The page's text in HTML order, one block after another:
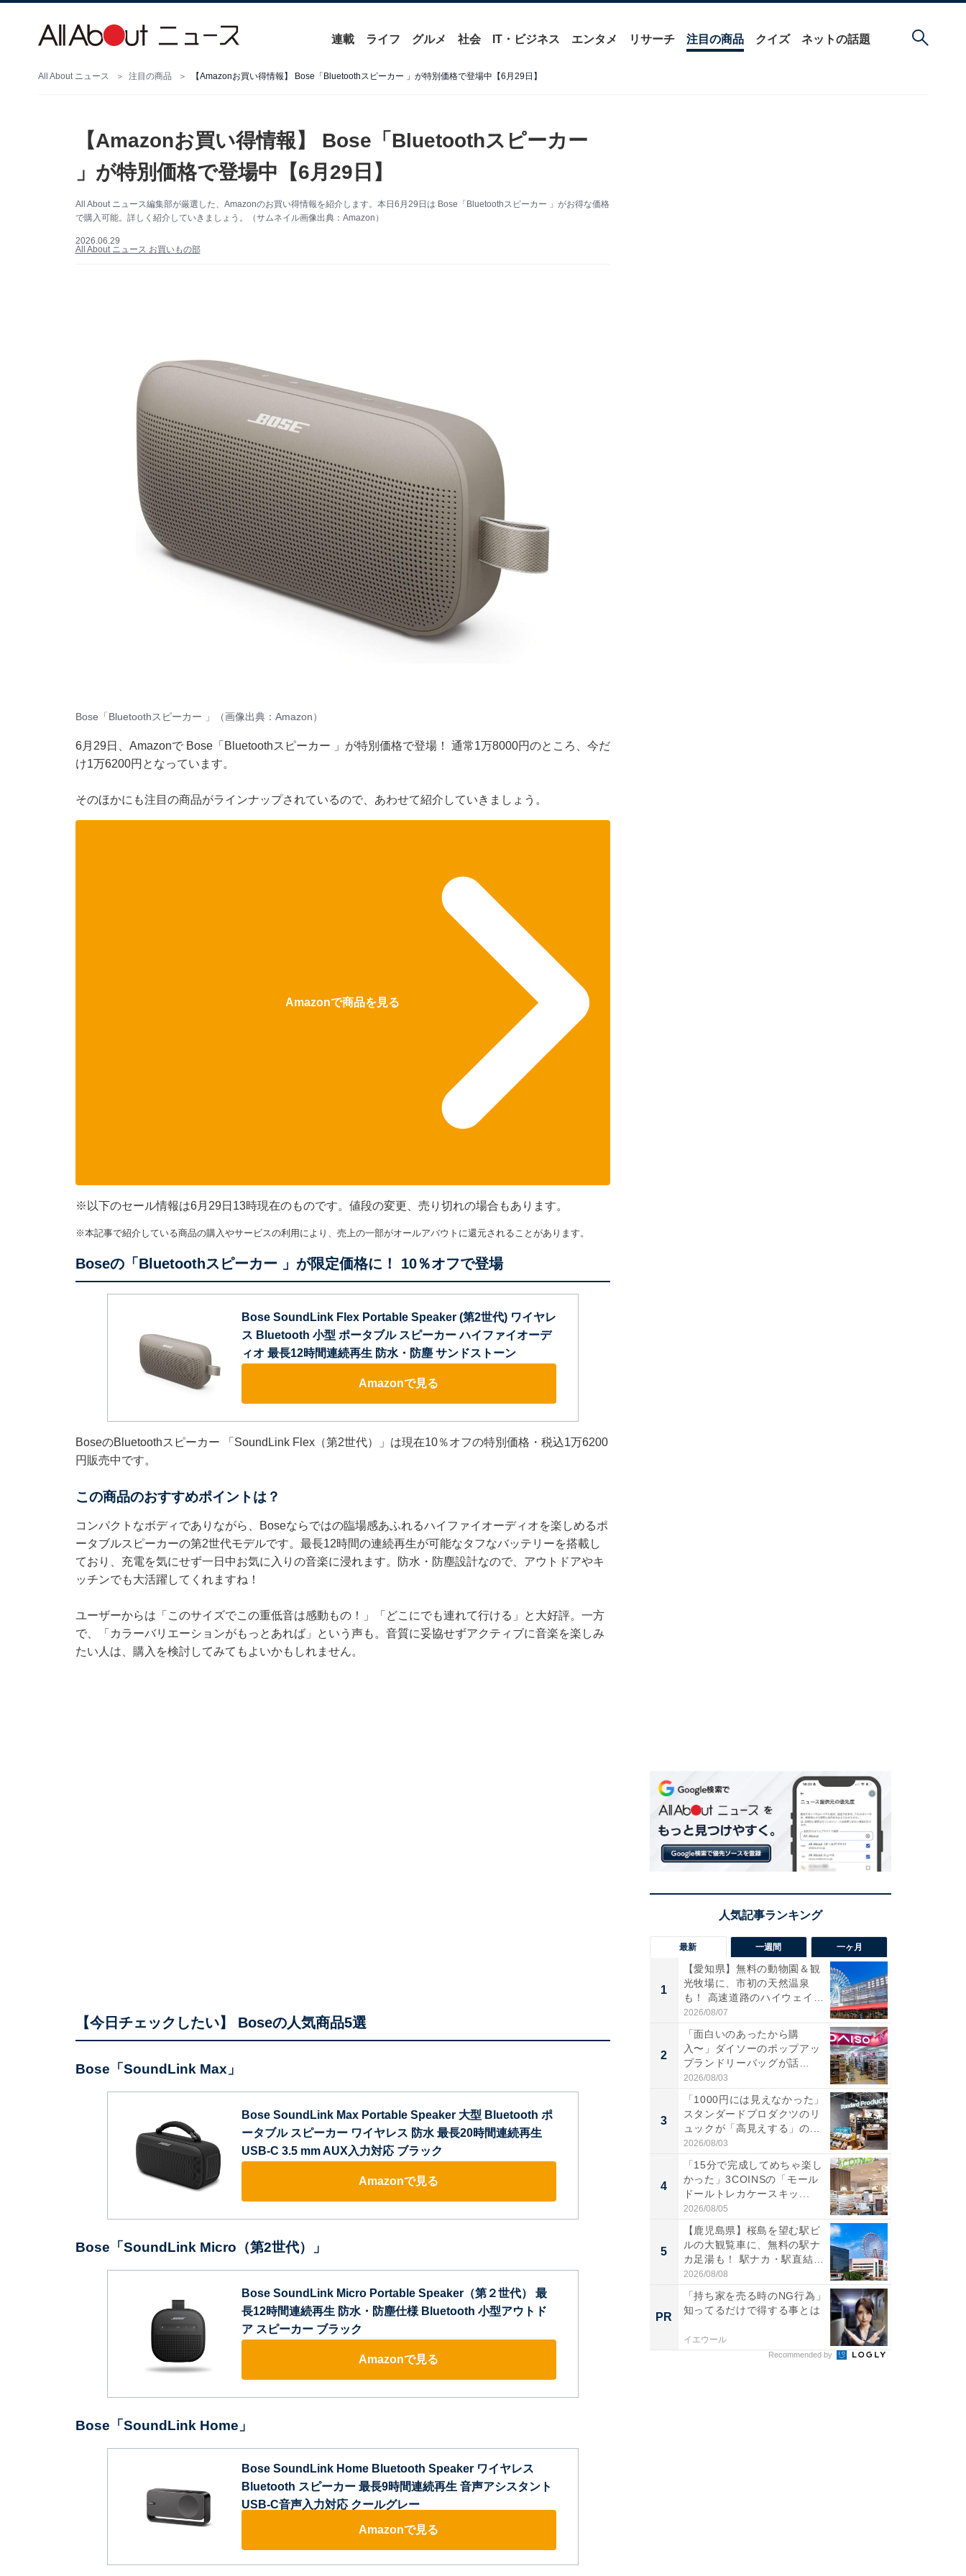
連載 ライフ グルメ 社会 IT・ビジネス エンタメ リサーチ 注目の商品 クイズ ネットの話題
All About ニュース 注目の商品 【Amazonお買い得情報】 Bose「Bluetoothスピーカー 」が特別価格で登場中【6月29日】
【Amazonお買い得情報】 Bose「Bluetoothスピーカー
」が特別価格で登場中【6月29日】
All About ニュース編集部が厳選した、Amazonのお買い得情報を紹介します。本日6月29日は Bose「Bluetoothスピーカー 」がお得な価格
で購入可能。詳しく紹介していきましょう。（サムネイル画像出典：Amazon）
2026.06.29
All About ニュース お買いもの部
Bose「Bluetoothスピーカー 」（画像出典：Amazon）
6月29日、Amazonで Bose「Bluetoothスピーカー 」が特別価格で登場！ 通常1万8000円のところ、今だ
け1万6200円となっています。
そのほかにも注目の商品がラインナップされているので、あわせて紹介していきましょう。
Amazonで商品を見る
※以下のセール情報は6月29日13時現在のものです。値段の変更、売り切れの場合もあります。
※本記事で紹介している商品の購入やサービスの利用により、売上の一部がオールアバウトに還元されることがあります。
Boseの「Bluetoothスピーカー 」が限定価格に！ 10％オフで登場
Bose SoundLink Flex Portable Speaker (第2世代) ワイヤレ
ス Bluetooth 小型 ポータブル スピーカー ハイファイオーデ
ィオ 最長12時間連続再生 防水・防塵 サンドストーン
Amazonで見る
BoseのBluetoothスピーカー 「SoundLink Flex（第2世代）」は現在10％オフの特別価格・税込1万6200
円販売中です。
この商品のおすすめポイントは？
コンパクトなボディでありながら、Boseならではの臨場感あふれるハイファイオーディオを楽しめるポ
ータブルスピーカーの第2世代モデルです。最長12時間の連続再生が可能なタフなバッテリーを搭載し
ており、充電を気にせず一日中お気に入りの音楽に浸れます。防水・防塵設計なので、アウトドアやキ
ッチンでも大活躍してくれますね！
ユーザーからは「このサイズでこの重低音は感動もの！」「どこにでも連れて行ける」と大好評。一方
で、「カラーバリエーションがもっとあれば」という声も。音質に妥協せずアクティブに音楽を楽しみ
たい人は、購入を検討してみてもよいかもしれません。
【今日チェックしたい】 Boseの人気商品5選
Bose「SoundLink Max」
Bose SoundLink Max Portable Speaker 大型 Bluetooth ポ
ータブル スピーカー ワイヤレス 防水 最長20時間連続再生
USB-C 3.5 mm AUX入力対応 ブラック
Amazonで見る
Bose「SoundLink Micro（第2世代）」
Bose SoundLink Micro Portable Speaker（第２世代） 最
長12時間連続再生 防水・防塵仕様 Bluetooth 小型アウトド
ア スピーカー ブラック
Amazonで見る
Bose「SoundLink Home」
Bose SoundLink Home Bluetooth Speaker ワイヤレス
Bluetooth スピーカー 最長9時間連続再生 音声アシスタント
USB-C音声入力対応 クールグレー
Amazonで見る
最新 一週間 一ヶ月
1
【愛知県】無料の動物園＆観
光牧場に、市初の天然温泉
も！ 高速道路のハイウェイオ
ア...
2026/08/07
2
「面白いのあったから購
入〜」ダイソーのポップアッ
プランドリーバッグが話
題。“さま...
2026/08/03
3
「1000円には見えなかった」
スタンダードプロダクツのリ
ュックが「高見えする」の...
2026/08/03
4
「15分で完成してめちゃ楽し
かった」3COINSの「モール
ドールトレカケースキッ...
2026/08/05
5
【鹿児島県】桜島を望む駅ビ
ルの大観覧車に、無料の駅ナ
カ足湯も！ 駅ナカ・駅直結
ス...
2026/08/08
PR
「持ち家を売る時のNG行為」
知ってるだけで得する事とは
イエウール
Recommended by